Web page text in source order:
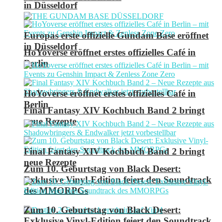
in Düsseldorf
HoYoverse eröffnet erstes offizielles Café in
Berlin
Final Fantasy XIV Kochbuch Band 2 bringt
neue Rezepte
Zum 10. Geburtstag von Black Desert:
Exklusive Vinyl-Edition feiert den Soundtrack
des MMORPGs
Europas erste offizielle Gundam Base eröffnet
in Düsseldorf
HoYoverse eröffnet erstes offizielles Café in
Berlin
Final Fantasy XIV Kochbuch Band 2 bringt
neue Rezepte
Zum 10. Geburtstag von Black Desert: